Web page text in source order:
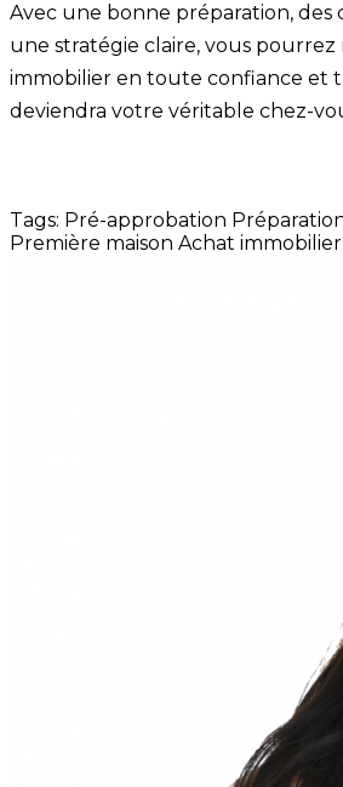
Avec une bonne préparation, des
une stratégie claire, vous
immobilier en toute confiance et
deviendra votre véritable chez-
Tags: Pré-approbation
Première maison Achat immobilier